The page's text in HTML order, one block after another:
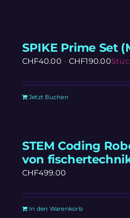
SPIKE Prime Set
CHF40.00 - CHF190.00
Jetzt Buchen
STEM Coding
von
CHF499.00
In den Warenkorb